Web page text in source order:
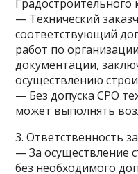
Градостроительного
— Технический
соответствующий
работ по
документации,
осуществлению
— Без допуска СРО
может выполнять
3. Ответственность
— За осуществление
без необходимого